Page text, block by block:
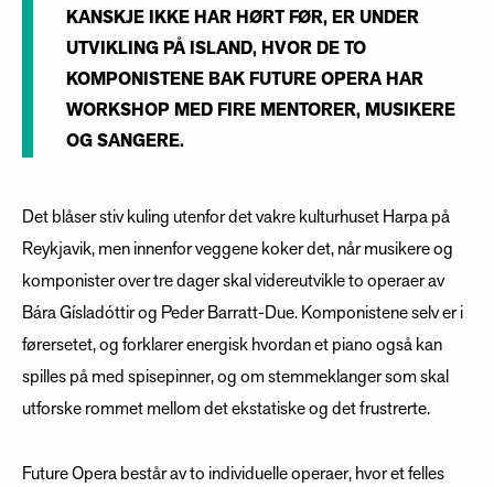
KANSKJE IKKE HAR HØRT FØR, ER UNDER
UTVIKLING PÅ ISLAND, HVOR DE TO
KOMPONISTENE BAK FUTURE OPERA HAR
WORKSHOP MED FIRE MENTORER, MUSIKERE
OG SANGERE.
Det blåser stiv kuling utenfor det vakre kulturhuset Harpa på
Reykjavik, men innenfor veggene koker det, når musikere og
komponister over tre dager skal videreutvikle to operaer av
Bára Gísladóttir og Peder Barratt-Due. Komponistene selv er i
førersetet, og forklarer energisk hvordan et piano også kan
spilles på med spisepinner, og om stemmeklanger som skal
utforske rommet mellom det ekstatiske og det frustrerte.
Future Opera består av to individuelle operaer, hvor et felles